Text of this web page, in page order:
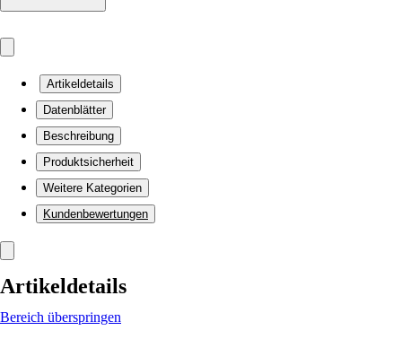
Artikeldetails
Datenblätter
Beschreibung
Produktsicherheit
Weitere Kategorien
Kundenbewertungen
Artikeldetails
Bereich überspringen